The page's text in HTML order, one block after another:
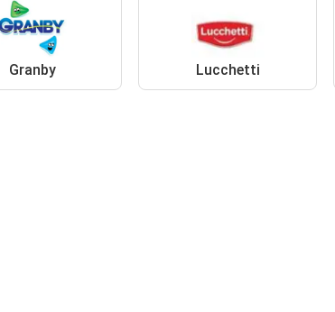
Granby Lucchetti